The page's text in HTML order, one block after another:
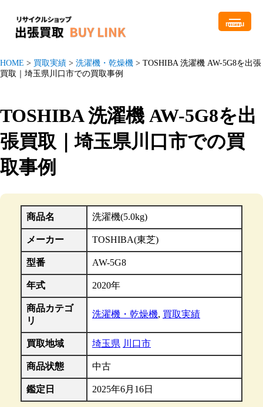
menu
HOME > 買取実績 > 洗濯機・乾燥機 > TOSHIBA 洗濯機 AW-5G8を出張
買取｜埼玉県川口市での買取事例
TOSHIBA 洗濯機 AW-5G8を出
張買取｜埼玉県川口市での買
取事例
商品名 洗濯機(5.0kg)
メーカー TOSHIBA(東芝)
型番 AW-5G8
年式 2020年
商品カテゴ
リ
洗濯機・乾燥機, 買取実績
買取地域 埼玉県 川口市
商品状態 中古
鑑定日 2025年6月16日